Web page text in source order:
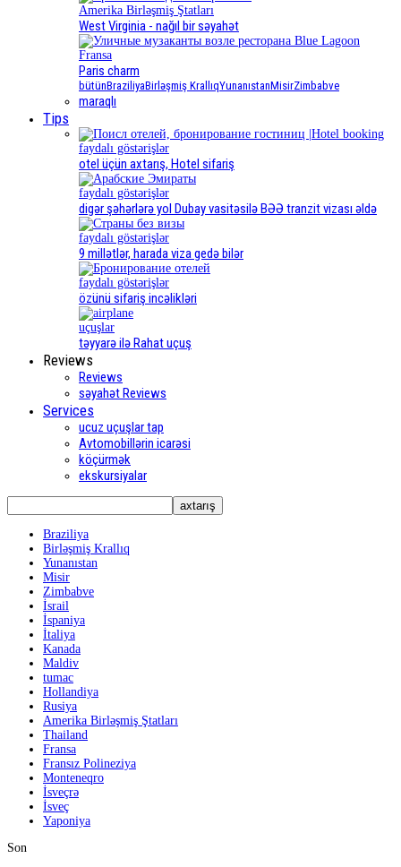
Amerika Birləşmiş Ştatları
West Virginia - nağıl bir səyahət
Fransa
Paris charm
bütünBraziliyaBirləşmiş KrallıqYunanıstanMisirZimbabve
maraqlı
Tips
faydalı göstərişlər
otel üçün axtarış, Hotel sifariş
faydalı göstərişlər
digər şəhərlərə yol Dubay vasitəsilə BƏƏ tranzit vizası əldə
faydalı göstərişlər
9 millətlər, harada viza gedə bilər
faydalı göstərişlər
özünü sifariş incəlikləri
uçuşlar
təyyarə ilə Rahat uçuş
Reviews
Reviews
səyahət Reviews
Services
ucuz uçuşlar tap
Avtomobillərin icarəsi
köçürmək
ekskursiyalar
Braziliya
Birləşmiş Krallıq
Yunanıstan
Misir
Zimbabve
İsrail
İspaniya
İtaliya
Kanada
Maldiv
tumac
Hollandiya
Rusiya
Amerika Birləşmiş Ştatları
Thailand
Fransa
Fransız Polineziya
Monteneqro
İsveçrə
İsveç
Yaponiya
Son